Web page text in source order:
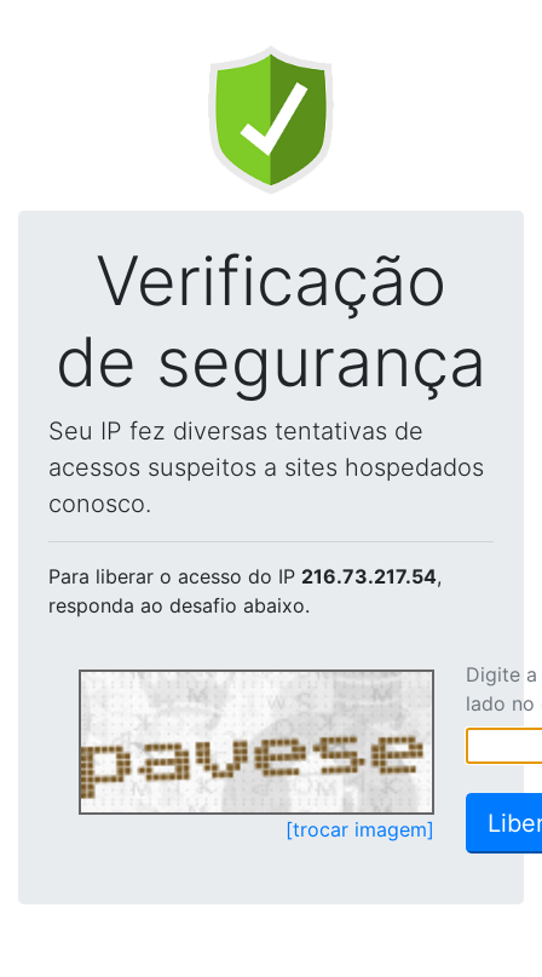
Verificação
de segurança
Seu IP fez diversas tentativas de
acessos suspeitos a sites hospedados
conosco.
Para liberar o acesso do IP 216.73.217.54,
responda ao desafio abaixo.
[trocar imagem]
Digite
lado no